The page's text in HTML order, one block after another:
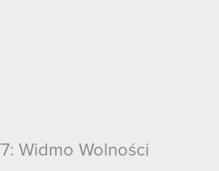
Widmo Wolności